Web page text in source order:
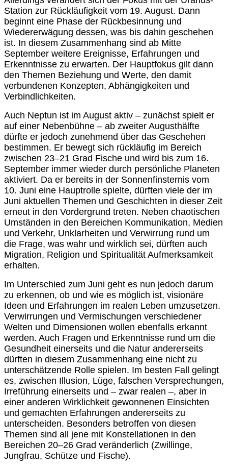
Station zur Rückläufigkeit vom 19. August. Dann
beginnt eine Phase der Rückbesinnung und
Wiedererwägung dessen, was bis dahin geschehen
ist. In diesem Zusammenhang sind ab Mitte
September weitere Ereignisse, Erfahrungen und
Erkenntnisse zu erwarten. Der Hauptfokus gilt dann
den Themen Beziehung und Werte, den damit
verbundenen Konzepten, Abhängigkeiten und
Verbindlichkeiten.
Auch Neptun ist im August aktiv – zunächst spielt er
auf einer Nebenbühne – ab zweiter Augusthälfte
dürfte er jedoch zunehmend über das Geschehen
bestimmen. Er bewegt sich rückläufig im Bereich
zwischen 23–21 Grad Fische und wird bis zum 16.
September immer wieder durch persönliche Planeten
aktiviert. Da er bereits in der Sonnenfinsternis vom
10. Juni eine Hauptrolle spielte, dürften viele der im
Juni aktuellen Themen und Geschichten in dieser Zeit
erneut in den Vordergrund treten. Neben chaotischen
Umständen in den Bereichen Kommunikation, Medien
und Verkehr, Unklarheiten und Verwirrung rund um
die Frage, was wahr und wirklich sei, dürften auch
Migration, Religion und Spiritualität Aufmerksamkeit
erhalten.
Im Unterschied zum Juni geht es nun jedoch darum
zu erkennen, ob und wie es möglich ist, visionäre
Ideen und Erfahrungen im realen Leben umzusetzen.
Verwirrungen und Ver­mischungen verschiedener
Welten und Dimensionen wollen ebenfalls erkannt
werden. Auch Fragen und Erkenntnisse rund um die
Gesundheit einerseits und die Natur andererseits
dürften in diesem Zusammenhang eine nicht zu
unterschätzende Rolle spielen. Im besten Fall gelingt
es, zwischen Illusion, Lüge, falschen Versprechungen,
Irreführung einerseits und – zwar realen –, aber in
einer anderen Wirklichkeit gewonnenen Einsichten
und gemachten Erfahrungen andererseits zu
unterscheiden. Besonders betroffen von diesen
Themen sind all jene mit Konstellationen in den
Bereichen 20–26 Grad veränderlich (Zwillinge,
Jungfrau, Schütze und Fische).